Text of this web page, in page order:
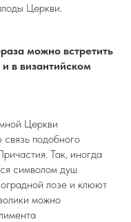
Церкви.
можно встретить
в византийском
Церкви
подобного
Так, иногда
символом душ
лозе и клюют
можно